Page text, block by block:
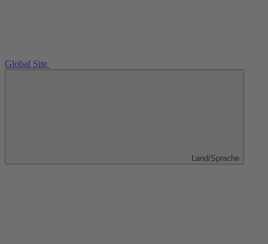
Global Site
Land/Sprache